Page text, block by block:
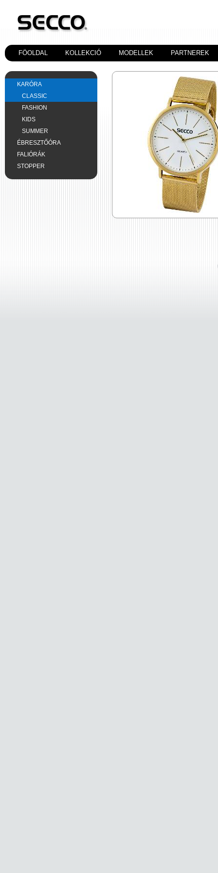
FÖOLDAL KOLLEKCIÓ MODELLEK PARTNEREK
KARÓRA
CLASSIC
FASHION
KIDS
SUMMER
ÉBRESZTŐÓRA
FALIÓRÁK
STOPPER